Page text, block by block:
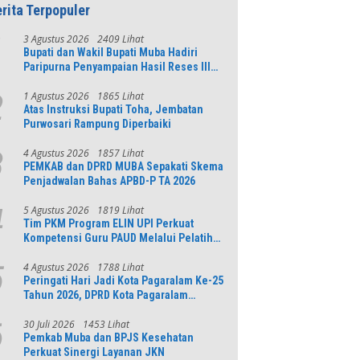
Terpopuler
3 Agustus 2026 2409 Lihat
Bupati dan Wakil Bupati Muba Hadiri
Paripurna Penyampaian Hasil Reses III
1 Agustus 2026 1865 Lihat
Atas Instruksi Bupati Toha, Jembatan
Purwosari Rampung Diperbaiki
4 Agustus 2026 1857 Lihat
PEMKAB dan DPRD MUBA Sepakati Skema
Penjadwalan Bahas APBD-P TA 2026
5 Agustus 2026 1819 Lihat
Tim PKM Program ELIN UPI Perkuat
Kompetensi Guru PAUD Melalui Pelatihan
Numerasi
4 Agustus 2026 1788 Lihat
Peringati Hari Jadi Kota Pagaralam Ke-25
Tahun 2026, DPRD Kota Pagaralam
30 Juli 2026 1453 Lihat
Pemkab Muba dan BPJS Kesehatan
Perkuat Sinergi Layanan JKN